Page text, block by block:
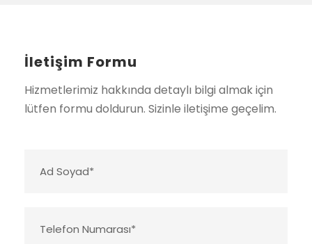
İletişim Formu
Hizmetlerimiz hakkında detaylı bilgi almak için
lütfen formu doldurun. Sizinle iletişime geçelim.